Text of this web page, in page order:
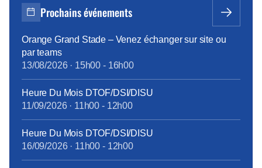
des comptes annuels du CSEE DO IDF pour 2025
Retour d’expérience sur le projet […]
Prochains événements
Orange Grand Stade – Venez échanger sur site ou
par teams
13/08/2026· 15h00 - 16h00
Heure Du Mois DTOF/DSI/DISU
11/09/2026· 11h00 - 12h00
Heure Du Mois DTOF/DSI/DISU
16/09/2026· 11h00 - 12h00